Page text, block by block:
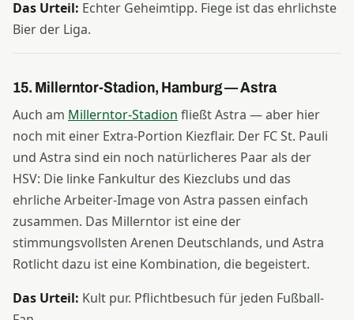
Das Urteil: Echter Geheimtipp. Fiege ist das ehrlichste
Bier der Liga.
15. Millerntor-Stadion, Hamburg — Astra
Auch am Millerntor-Stadion fließt Astra — aber hier
noch mit einer Extra-Portion Kiezflair. Der FC St. Pauli
und Astra sind ein noch natürlicheres Paar als der
HSV: Die linke Fankultur des Kiezclubs und das
ehrliche Arbeiter-Image von Astra passen einfach
zusammen. Das Millerntor ist eine der
stimmungsvollsten Arenen Deutschlands, und Astra
Rotlicht dazu ist eine Kombination, die begeistert.
Das Urteil: Kult pur. Pflichtbesuch für jeden Fußball-